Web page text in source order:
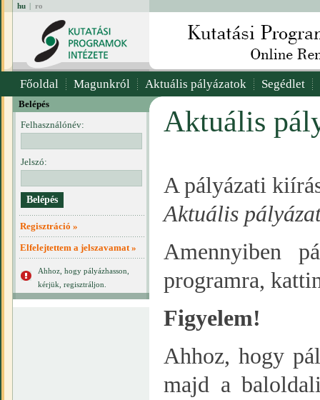
hu | ro
Főoldal Magunkról Aktuális pályázatok Segédlet
Belépés
Felhasználónév:
Jelszó:
Regisztráció »
Elfelejtettem a jelszavamat »
Ahhoz, hogy pályázhasson,
kérjük, regisztráljon.
Aktuális
A pályázati
Aktuális
Amennyiben
programra,
Figyelem!
Ahhoz, hogy
majd a